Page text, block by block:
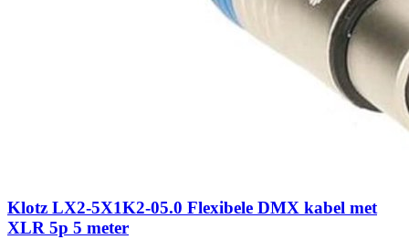
Klotz LX2-5X1K2-05.0 Flexibele DMX kabel met
XLR 5p 5 meter